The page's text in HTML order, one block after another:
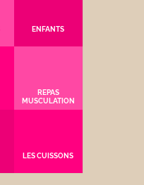
ENFANTS
REPAS
MUSCULATION
LES CUISSONS